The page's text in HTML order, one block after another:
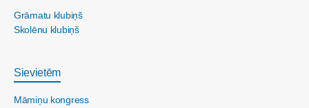
Grāmatu klubiņš
Skolēnu klubiņš
Sievietēm
Māmiņu kongress